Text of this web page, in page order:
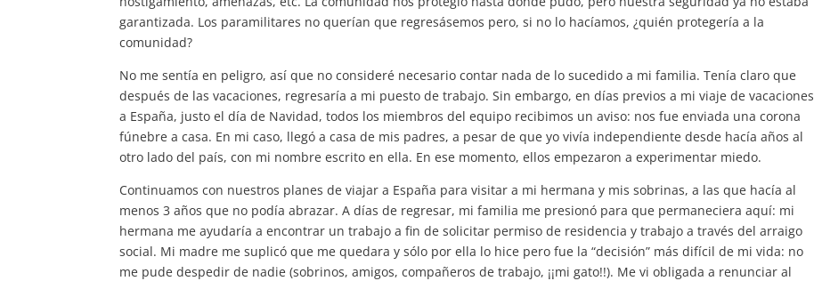
garantizada. Los paramilitares no querían que regresásemos pero, si no lo hacíamos, ¿quién protegería a la
comunidad?
No me sentía en peligro, así que no consideré necesario contar nada de lo sucedido a mi familia. Tenía claro que
después de las vacaciones, regresaría a mi puesto de trabajo. Sin embargo, en días previos a mi viaje de vacaciones
a España, justo el día de Navidad, todos los miembros del equipo recibimos un aviso: nos fue enviada una corona
fúnebre a casa. En mi caso, llegó a casa de mis padres, a pesar de que yo vivía independiente desde hacía años al
otro lado del país, con mi nombre escrito en ella. En ese momento, ellos empezaron a experimentar miedo.
Continuamos con nuestros planes de viajar a España para visitar a mi hermana y mis sobrinas, a las que hacía al
menos 3 años que no podía abrazar. A días de regresar, mi familia me presionó para que permaneciera aquí: mi
hermana me ayudaría a encontrar un trabajo a fin de solicitar permiso de residencia y trabajo a través del arraigo
social. Mi madre me suplicó que me quedara y sólo por ella lo hice pero fue la “decisión” más difícil de mi vida: no
me pude despedir de nadie (sobrinos, amigos, compañeros de trabajo, ¡¡mi gato!!). Me vi obligada a renunciar al